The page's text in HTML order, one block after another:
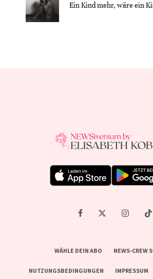
Ein Kind mehr, wäre ein
WÄHLE DEIN ABO NEWS-CREW
NUTZUNGSBEDINGUNGEN IMPRESSUM